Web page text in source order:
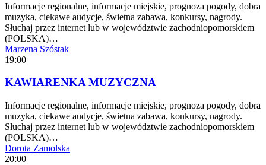
Informacje regionalne, informacje miejskie, prognoza pogody, dobra
muzyka, ciekawe audycje, świetna zabawa, konkursy, nagrody.
Słuchaj przez internet lub w województwie zachodniopomorskiem
(POLSKA)…
Marzena Szóstak
19:00
KAWIARENKA MUZYCZNA
Informacje regionalne, informacje miejskie, prognoza pogody, dobra
muzyka, ciekawe audycje, świetna zabawa, konkursy, nagrody.
Słuchaj przez internet lub w województwie zachodniopomorskiem
(POLSKA)…
Dorota Zamolska
20:00